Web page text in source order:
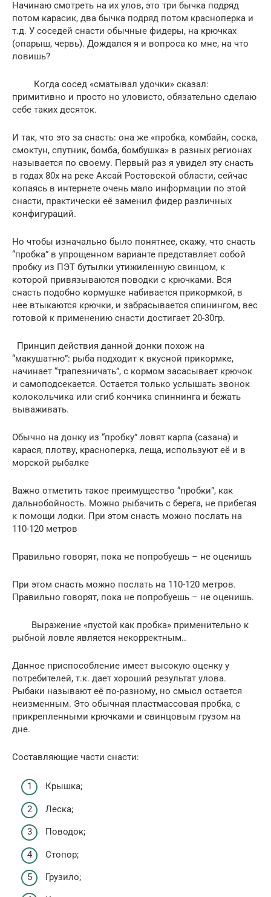
Начинаю смотреть на их улов, это три бычка подряд
потом карасик, два бычка подряд потом красноперка и
т.д. У соседей снасти обычные фидеры, на крючках
(опарыш, червь). Дождался я и вопроса ко мне, на что
ловишь?
Когда сосед «сматывал удочки» сказал:
примитивно и просто но уловисто, обязательно сделаю
себе таких десяток.
И так, что это за снасть: она же «пробка, комбайн, соска,
смоктун, спутник, бомба, бомбушка» в разных регионах
называется по своему. Первый раз я увидел эту снасть
в годах 80х на реке Аксай Ростовской области, сейчас
копаясь в интернете очень мало информации по этой
снасти, практически её заменил фидер различных
конфигураций.
Но чтобы изначально было понятнее, скажу, что снасть
“пробка” в упрощенном варианте представляет собой
пробку из ПЭТ бутылки утижиленную свинцом, к
которой привязываются поводки с крючками. Вся
снасть подобно кормушке набивается прикормкой, в
нее втыкаются крючки, и забрасывается спинингом, вес
готовой к применению снасти достигает 20-30гр.
Принцип действия данной донки похож на
“макушатню”: рыба подходит к вкусной прикормке,
начинает “трапезничать”, с кормом засасывает крючок
и самоподсекается. Остается только услышать звонок
колокольчика или сгиб кончика спиннинга и бежать
вываживать.
Обычно на донку из “пробку” ловят карпа (сазана) и
карася, плотву, красноперка, леща, используют её и в
морской рыбалке
Важно отметить такое преимущество “пробки”, как
дальнобойность. Можно рыбачить с берега, не прибегая
к помощи лодки. При этом снасть можно послать на
110-120 метров
Правильно говорят, пока не попробуешь – не оценишь
При этом снасть можно послать на 110-120 метров.
Правильно говорят, пока не попробуешь – не оценишь.
Выражение «пустой как пробка» применительно к
рыбной ловле является некорректным..
Данное приспособление имеет высокую оценку у
потребителей, т.к. дает хороший результат улова.
Рыбаки называют её по-разному, но смысл остается
неизменным. Это обычная пластмассовая пробка, с
прикрепленными крючками и свинцовым грузом на
дне.
Составляющие части снасти:
Крышка;
Леска;
Поводок;
Стопор;
Грузило;